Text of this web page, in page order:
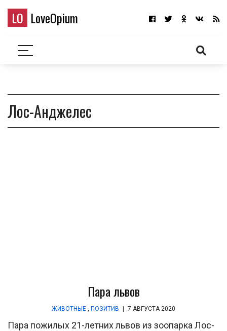
LO LoveOpium
Лос-Анджелес
Пара львов
ЖИВОТНЫЕ ПОЗИТИВ | 7 АВГУСТА 2020
Пара пожилых 21-летних львов из зоопарка Лос-